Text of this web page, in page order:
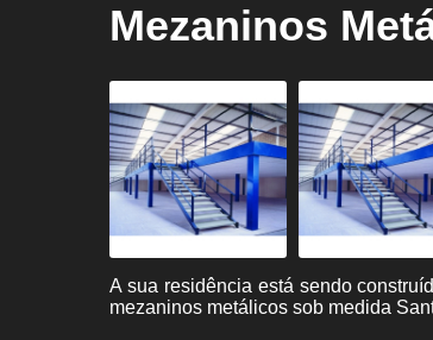
corpos
de
mezaninos
Mezaninos
Pisos
metálicos
Serralherias
Mezaninos
A sua residência está sendo
mezaninos metálicos sob medida